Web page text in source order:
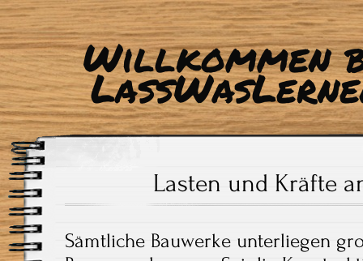
Willkommen
Lasten und Kräfte
Sämtliche Bauwerke unterliegen